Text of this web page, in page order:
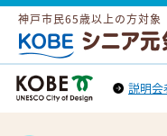
神戸市民65歳以上の方対象
ＫＯＢＥシニア元気ポイント
神戸市トップへ
説明会